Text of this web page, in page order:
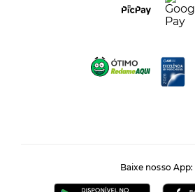
Baixe nosso App: